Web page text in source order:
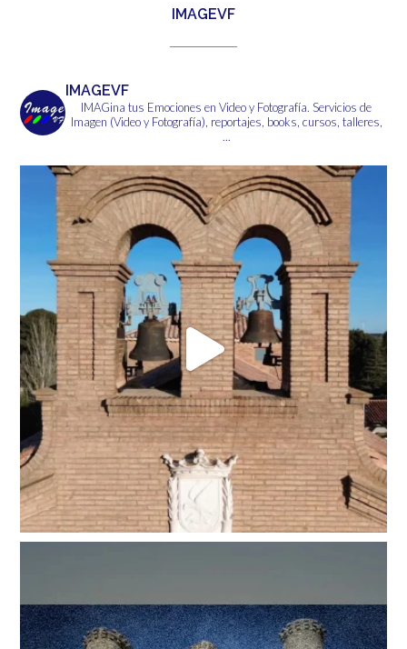
IMAGEVF
IMAGEVF
IMAGina tus Emociones en Video y Fotografía. Servicios de
Imagen (Video y Fotografía), reportajes, books, cursos, talleres,
...